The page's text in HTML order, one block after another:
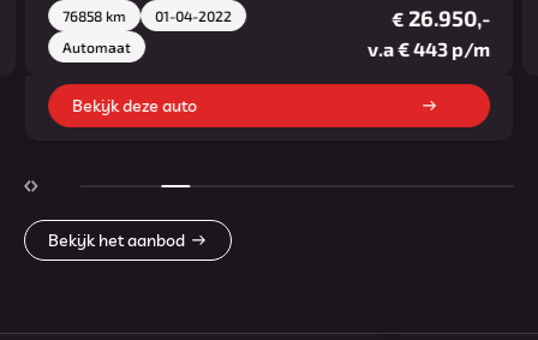
76858 km
01-04-2022
Automaat
€ 26.950,-
v.a € 443 p/m
Bekijk deze auto
Bekijk het aanbod